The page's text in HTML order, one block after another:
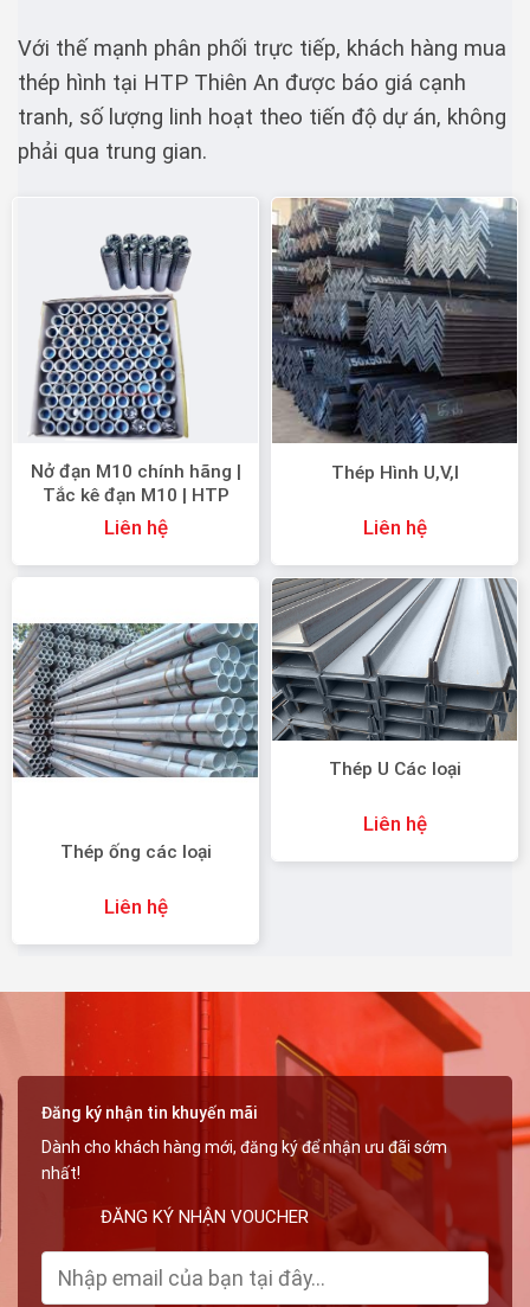
Với thế mạnh phân phối trực tiếp, khách hàng mua
thép hình tại HTP Thiên An được báo giá cạnh
tranh, số lượng linh hoạt theo tiến độ dự án, không
phải qua trung gian.
Nở đạn M10 chính hãng |
Tắc kê đạn M10 | HTP
Thiên An
Liên hệ
Thép Hình U,V,I
Liên hệ
Thép ống các loại
Liên hệ
Thép U Các loại
Liên hệ
Đăng ký nhận tin khuyến mãi
Dành cho khách hàng mới, đăng ký để nhận ưu đãi sớm
nhất!
ĐĂNG KÝ NHẬN VOUCHER